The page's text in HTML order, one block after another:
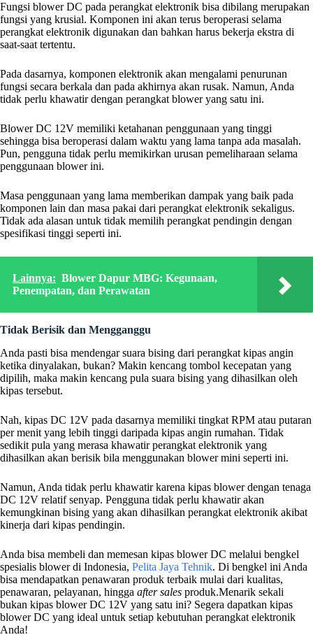
Fungsi blower DC pada perangkat elektronik bisa dibilang merupakan
fungsi yang krusial. Komponen ini akan terus beroperasi selama
perangkat elektronik digunakan dan bahkan harus bekerja ekstra di
saat-saat tertentu.
Pada dasarnya, komponen elektronik akan mengalami penurunan
fungsi secara berkala dan pada akhirnya akan rusak. Namun, Anda
tidak perlu khawatir dengan perangkat blower yang satu ini.
Blower DC 12V memiliki ketahanan penggunaan yang tinggi
sehingga bisa beroperasi dalam waktu yang lama tanpa ada masalah.
Pun, pengguna tidak perlu memikirkan urusan pemeliharaan selama
penggunaan blower ini.
Masa penggunaan yang lama memberikan dampak yang baik pada
komponen lain dan masa pakai dari perangkat elektronik sekaligus.
Tidak ada alasan untuk tidak memilih perangkat pendingin dengan
spesifikasi tinggi seperti ini.
Lainnya: Blower Dapur MBG: Kegunaan,
Penempatan, dan Perawatan
Tidak Berisik dan Mengganggu
Anda pasti bisa mendengar suara bising dari perangkat kipas angin
ketika dinyalakan, bukan? Makin kencang tombol kecepatan yang
dipilih, maka makin kencang pula suara bising yang dihasilkan oleh
kipas tersebut.
Nah, kipas DC 12V pada dasarnya memiliki tingkat RPM atau putaran
per menit yang lebih tinggi daripada kipas angin rumahan. Tidak
sedikit pula yang merasa khawatir perangkat elektronik yang
dihasilkan akan berisik bila menggunakan blower mini seperti ini.
Namun, Anda tidak perlu khawatir karena kipas blower dengan tenaga
DC 12V relatif senyap. Pengguna tidak perlu khawatir akan
kemungkinan bising yang akan dihasilkan perangkat elektronik akibat
kinerja dari kipas pendingin.
Anda bisa membeli dan memesan kipas blower DC melalui bengkel
spesialis blower di Indonesia, Pelita Jaya Tehnik. Di bengkel ini Anda
bisa mendapatkan penawaran produk terbaik mulai dari kualitas,
penawaran, pelayanan, hingga after sales produk.Menarik sekali
bukan kipas blower DC 12V yang satu ini? Segera dapatkan kipas
blower DC yang ideal untuk setiap kebutuhan perangkat elektronik
Anda!